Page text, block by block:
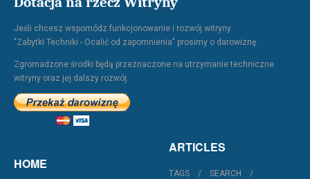
Jeśli chcesz wspomódz funkcjonowanie i rozwój witryny
"Zabytki Techniki - Ocalić od zapomnienia" prosimy o darowiznę.
Zgromadzone środki będą przeznaczone na utrzymanie techniczne
witryny oraz jej dalszy rozwój.
HOME
ARTICLES
TAGS
SEARCH